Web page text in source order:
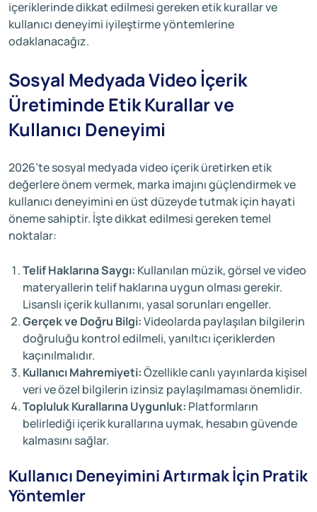
içeriklerinde dikkat edilmesi gereken etik kurallar ve
kullanıcı deneyimi iyileştirme yöntemlerine
odaklanacağız.
Sosyal Medyada Video İçerik
Üretiminde Etik Kurallar ve
Kullanıcı Deneyimi
2026’te sosyal medyada video içerik üretirken etik
değerlere önem vermek, marka imajını güçlendirmek ve
kullanıcı deneyimini en üst düzeyde tutmak için hayati
öneme sahiptir. İşte dikkat edilmesi gereken temel
noktalar:
Telif Haklarına Saygı: Kullanılan müzik, görsel ve video
materyallerin telif haklarına uygun olması gerekir.
Lisanslı içerik kullanımı, yasal sorunları engeller.
Gerçek ve Doğru Bilgi:Videolarda paylaşılan bilgilerin
doğruluğu kontrol edilmeli, yanıltıcı içeriklerden
kaçınılmalıdır.
Kullanıcı Mahremiyeti:Özellikle canlı yayınlarda kişisel
veri ve özel bilgilerin izinsiz paylaşılmaması önemlidir.
Topluluk Kurallarına Uygunluk: Platformların
belirlediği içerik kurallarına uymak, hesabın güvende
kalmasını sağlar.
Kullanıcı Deneyimini Artırmak İçin Pratik
Yöntemler